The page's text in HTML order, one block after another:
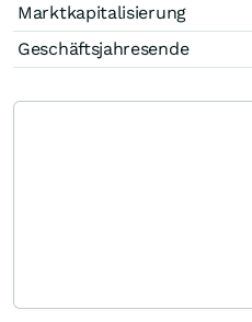
Marktkapitalisierung
Geschäftsjahresende